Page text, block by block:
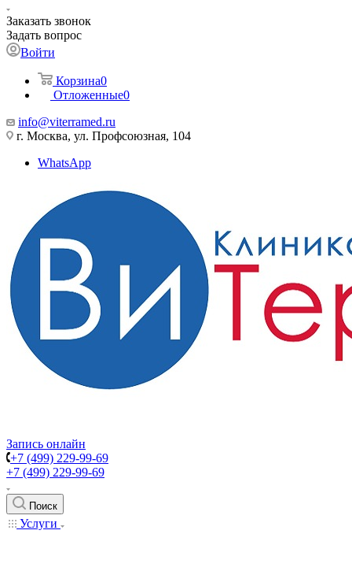
Заказать звонок
Задать вопрос
Войти
Корзина0
Отложенные0
info@viterramed.ru
г. Москва, ул. Профсоюзная, 104
WhatsApp
Запись онлайн
+7 (499) 229-99-69
+7 (499) 229-99-69
Поиск
Услуги